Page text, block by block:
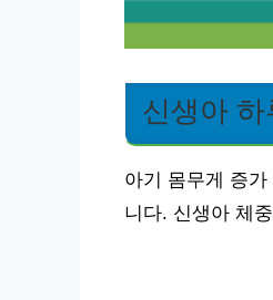
신생아
아기 몸무게 증
니다. 신생아 체